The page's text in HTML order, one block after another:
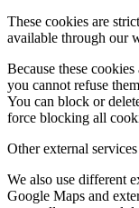
These cookies are
available through our
Because these
you cannot refuse
You can block or
force blocking all
Other external services
We also use different
Google Maps and